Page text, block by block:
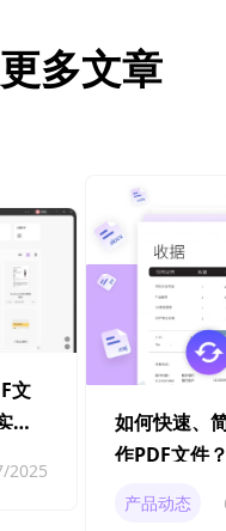
更多文章
文
用
2025
如何快速、
作PDF文件
产品动态